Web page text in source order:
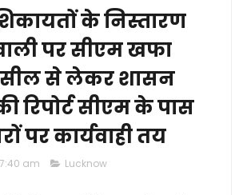
के निस्तारण
पर सीएम खफा
से लेकर शासन
रिपोर्ट सीएम के पास
पर कार्यवाही तय
7:40 am Lucknow